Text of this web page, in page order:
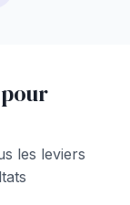
les leviers